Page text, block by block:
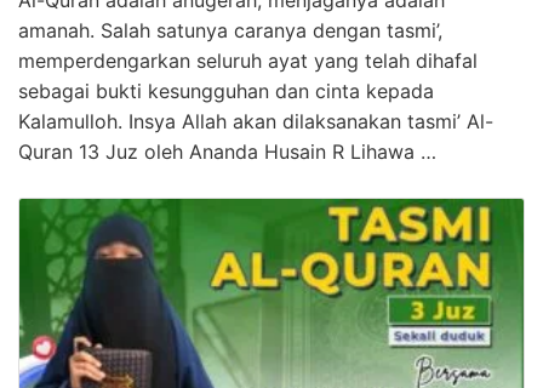
amanah. Salah satunya caranya dengan tasmi’,
memperdengarkan seluruh ayat yang telah dihafal
sebagai bukti kesungguhan dan cinta kepada
Kalamulloh. Insya Allah akan dilaksanakan tasmi’ Al-
Quran 13 Juz oleh Ananda Husain R Lihawa …